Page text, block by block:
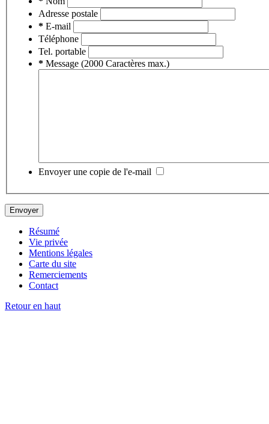
Adresse postale
* E-mail
Téléphone
Tel. portable
* Message (2000 Caractères max.)
Envoyer une copie de l'e-mail
Résumé
Vie privée
Mentions légales
Carte du site
Remerciements
Contact
Retour en haut